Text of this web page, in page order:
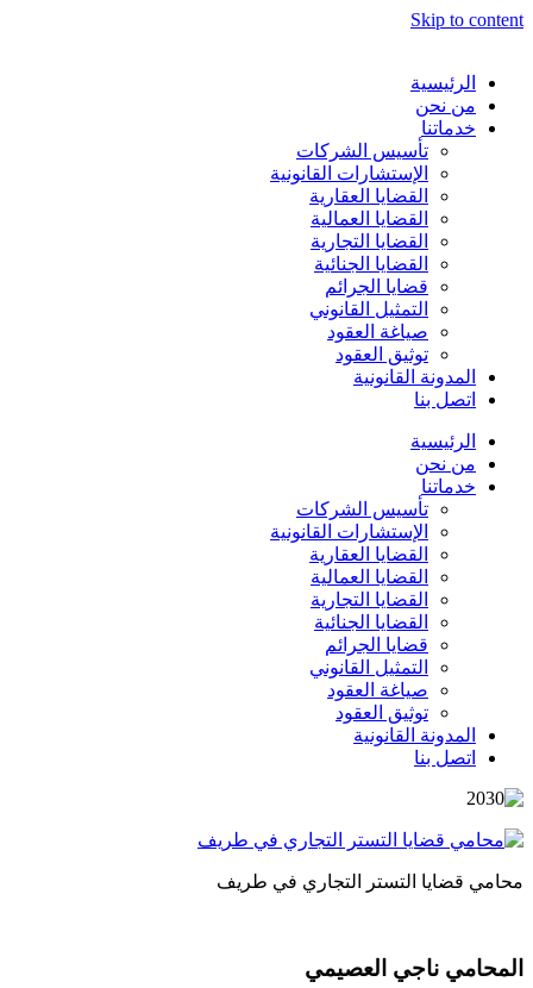
Skip to content
الرئيسية
من نحن
خدماتنا
تأسيس الشركات
الإستشارات القانونية
القضايا العقارية
القضايا العمالية
القضايا التجارية
القضايا الجنائية
قضايا الجرائم
التمثيل القانوني
صياغة العقود
توثيق العقود
المدونة القانونية
اتصل بنا
الرئيسية
من نحن
خدماتنا
تأسيس الشركات
الإستشارات القانونية
القضايا العقارية
القضايا العمالية
القضايا التجارية
القضايا الجنائية
قضايا الجرائم
التمثيل القانوني
صياغة العقود
توثيق العقود
المدونة القانونية
اتصل بنا
محامي قضايا التستر التجاري في طريف
المحامي ناجي العصيمي